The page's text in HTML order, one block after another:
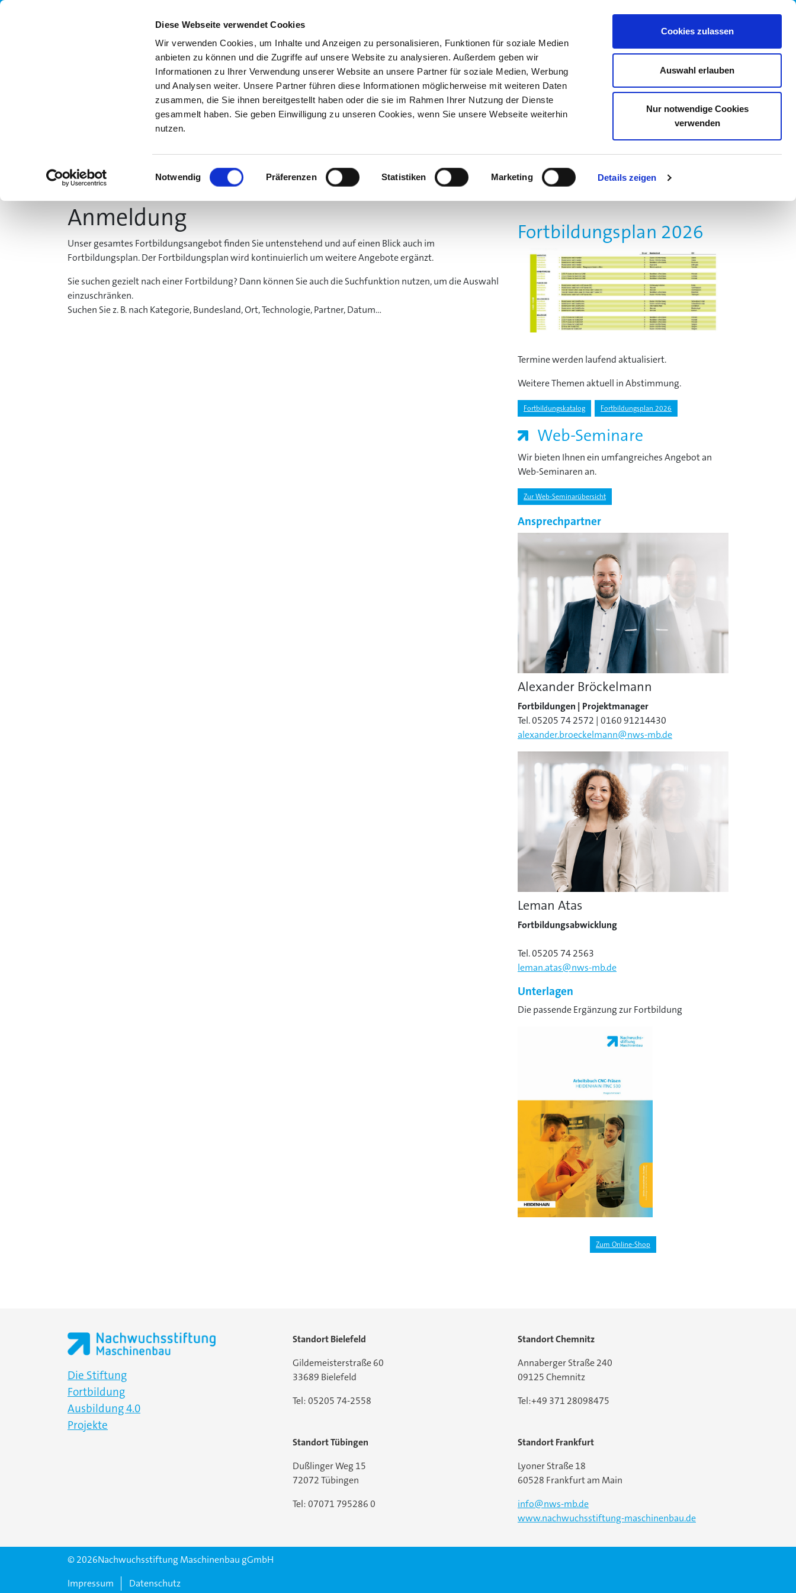
Diese Webseite verwendet Cookies
Wir verwenden Cookies, um Inhalte und Anzeigen zu personalisieren, Funktionen für soziale Medien
anbieten zu können und die Zugriffe auf unsere Website zu analysieren. Außerdem geben wir
Informationen zu Ihrer Verwendung unserer Website an unsere Partner für soziale Medien, Werbung
und Analysen weiter. Unsere Partner führen diese Informationen möglicherweise mit weiteren Daten
zusammen, die Sie ihnen bereitgestellt haben oder die sie im Rahmen Ihrer Nutzung der Dienste
gesammelt haben. Sie geben Einwilligung zu unseren Cookies, wenn Sie unsere Webseite weiterhin
nutzen.
Einwilligungsauswahl
Notwendig Präferenzen Statistiken Marketing Details zeigen
Cookies zulassen
Auswahl erlauben
Nur notwendige Cookies
verwenden
05205 742558
KARRIERE ONLINE SHOP
Anmeldung
Unser gesamtes Fortbildungsangebot finden Sie untenstehend und auf einen Blick auch im
Fortbildungsplan. Der Fortbildungsplan wird kontinuierlich um weitere Angebote ergänzt.
Sie suchen gezielt nach einer Fortbildung? Dann können Sie auch die Suchfunktion nutzen, um die Auswahl
einzuschränken.
Suchen Sie z. B. nach Kategorie, Bundesland, Ort, Technologie, Partner, Datum...
Fortbildungsplan 2026
Termine werden laufend aktualisiert.
Weitere Themen aktuell in Abstimmung.
Fortbildungskatalog Fortbildungsplan 2026
Web-Seminare
Wir bieten Ihnen ein umfangreiches Angebot an
Web-Seminaren an.
Zur Web-Seminarübersicht
Ansprechpartner
Alexander Bröckelmann
Fortbildungen | Projektmanager
Tel. 05205 74 2572 | 0160 91214430
alexander.broeckelmann@nws-mb.de
Leman Atas
Fortbildungsabwicklung
Tel. 05205 74 2563
leman.atas@nws-mb.de
Unterlagen
Die passende Ergänzung zur Fortbildung
Zum Online-Shop
Die Stiftung
Fortbildung
Ausbildung 4.0
Projekte
Standort Bielefeld
Gildemeisterstraße 60
33689 Bielefeld
Tel: 05205 74-2558
Standort Tübingen
Dußlinger Weg 15
72072 Tübingen
Tel: 07071 795286 0
Standort Chemnitz
Annaberger Straße 240
09125 Chemnitz
Tel:+49 371 28098475
Standort Frankfurt
Lyoner Straße 18
60528 Frankfurt am Main
info@nws-mb.de
www.nachwuchsstiftung-maschinenbau.de
© 2026Nachwuchsstiftung Maschinenbau gGmbH
Impressum
Datenschutz